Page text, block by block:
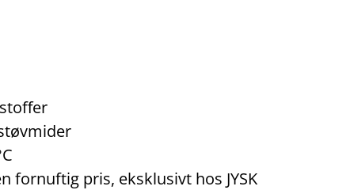
fornuftig pris, eksklusivt hos JYSK